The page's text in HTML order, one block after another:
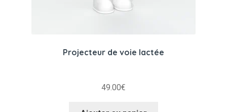
Projecteur de voie lactée
49.00€